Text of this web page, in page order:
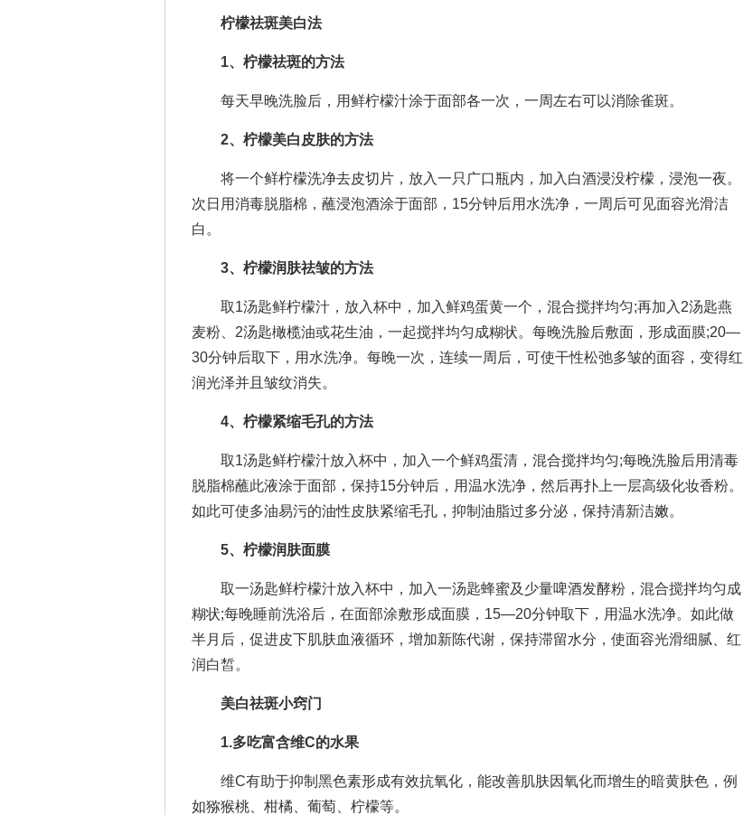
柠檬祛斑美白法
1、柠檬祛斑的方法
每天早晚洗脸后，用鲜柠檬汁涂于面部各一次，一周左右可以消除雀斑。
2、柠檬美白皮肤的方法
将一个鲜柠檬洗净去皮切片，放入一只广口瓶内，加入白酒浸没柠檬，浸泡一夜。
次日用消毒脱脂棉，蘸浸泡酒涂于面部，15分钟后用水洗净，一周后可见面容光滑洁
白。
3、柠檬润肤祛皱的方法
取1汤匙鲜柠檬汁，放入杯中，加入鲜鸡蛋黄一个，混合搅拌均匀;再加入2汤匙燕
麦粉、2汤匙橄榄油或花生油，一起搅拌均匀成糊状。每晚洗脸后敷面，形成面膜;20—
30分钟后取下，用水洗净。每晚一次，连续一周后，可使干性松弛多皱的面容，变得红
润光泽并且皱纹消失。
4、柠檬紧缩毛孔的方法
取1汤匙鲜柠檬汁放入杯中，加入一个鲜鸡蛋清，混合搅拌均匀;每晚洗脸后用清毒
脱脂棉蘸此液涂于面部，保持15分钟后，用温水洗净，然后再扑上一层高级化妆香粉。
如此可使多油易污的油性皮肤紧缩毛孔，抑制油脂过多分泌，保持清新洁嫩。
5、柠檬润肤面膜
取一汤匙鲜柠檬汁放入杯中，加入一汤匙蜂蜜及少量啤酒发酵粉，混合搅拌均匀成
糊状;每晚睡前洗浴后，在面部涂敷形成面膜，15—20分钟取下，用温水洗净。如此做
半月后，促进皮下肌肤血液循环，增加新陈代谢，保持滞留水分，使面容光滑细腻、红
润白皙。
美白祛斑小窍门
1.多吃富含维C的水果
维C有助于抑制黑色素形成有效抗氧化，能改善肌肤因氧化而增生的暗黄肤色，例
如猕猴桃、柑橘、葡萄、柠檬等。